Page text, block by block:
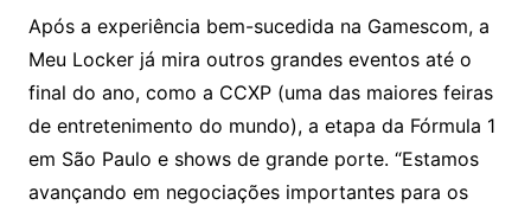
Após a experiência bem-sucedida na Gamescom, a
Meu Locker já mira outros grandes eventos até o
final do ano, como a CCXP (uma das maiores feiras
de entretenimento do mundo), a etapa da Fórmula 1
em São Paulo e shows de grande porte. “Estamos
avançando em negociações importantes para os